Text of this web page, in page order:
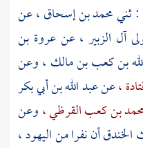
ثنيمحمد بن إسحاق ،عن
آل الزبير ،عنعروة بن
بن كعب بن مالك ،وعن
،عنعبد الله بن أبي بكر
بن كعب القرظي ،وعن
الخندقأن نفرا مناليهود ،